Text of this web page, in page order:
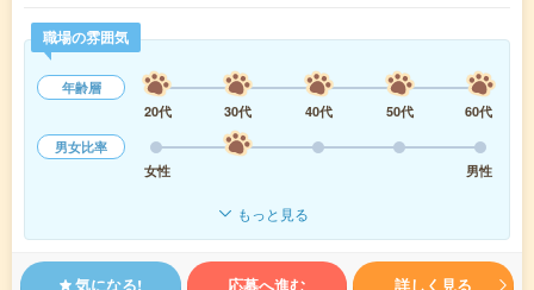
職場の雰囲気
年齢層
20代
30代 40代 50代
60代
男女比率
女性
男性
もっと見る
気になる! 応募へ進む 詳しく見る